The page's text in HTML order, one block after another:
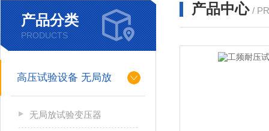
产品分类
PRODUCTS
高压试验设备 无局放
无局放试验变压器
产品中心 /